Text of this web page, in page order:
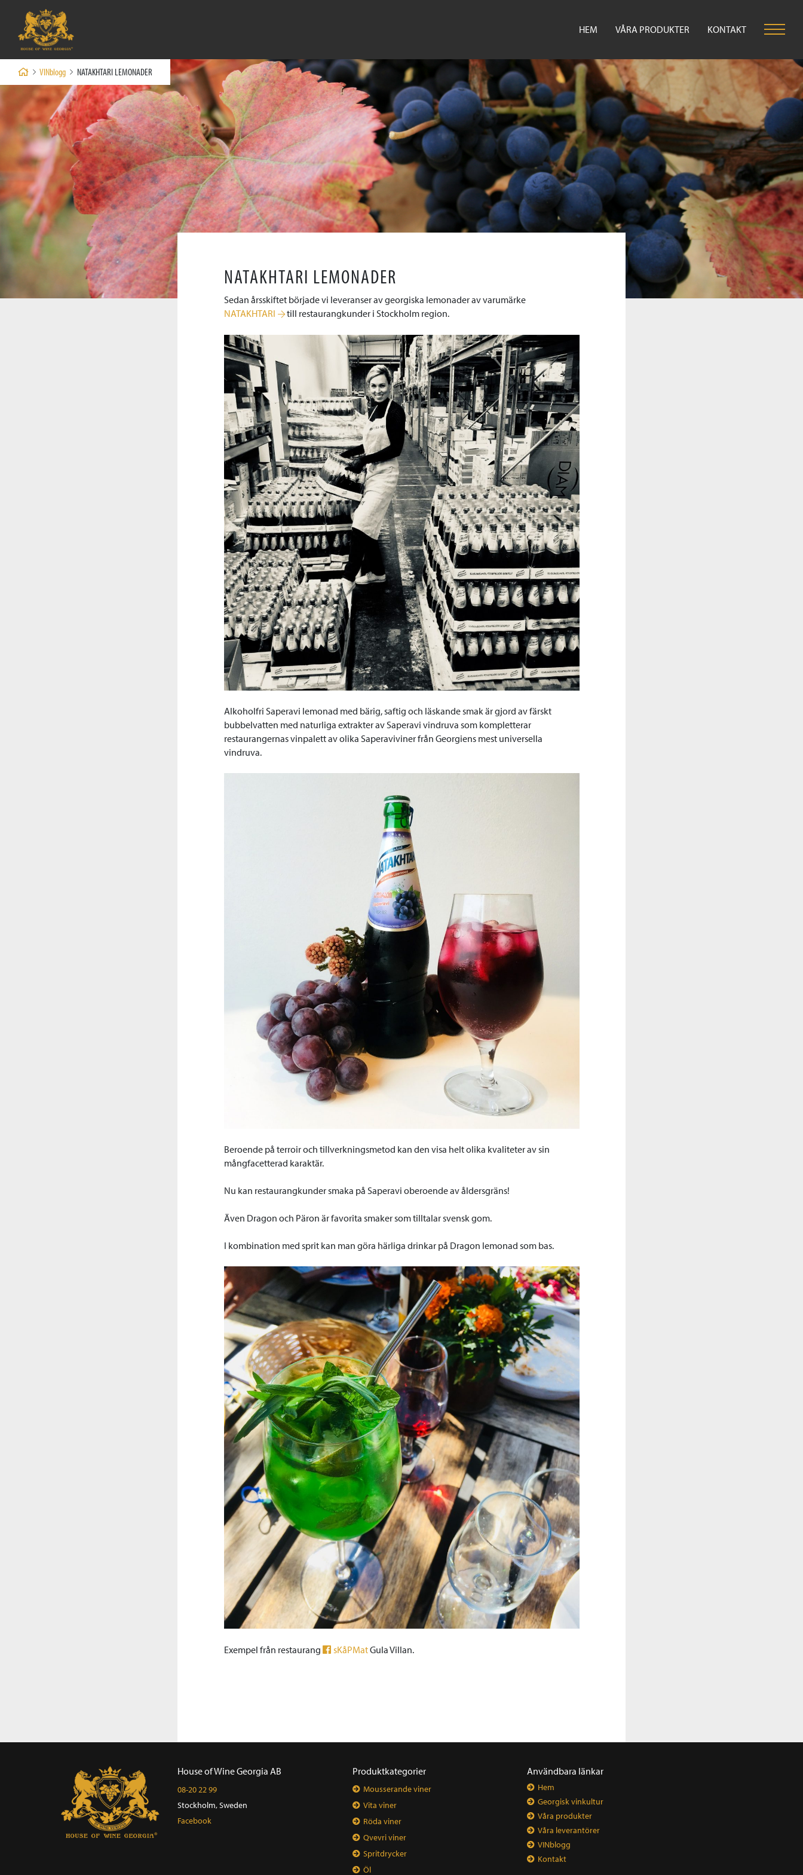
HEM VÅRA PRODUKTER KONTAKT
VINblogg NATAKHTARI LEMONADER
NATAKHTARI LEMONADER
Sedan årsskiftet började vi leveranser av georgiska lemonader av varumärke
NATAKHTARI
till restaurangkunder i Stockholm region.
Alkoholfri Saperavi lemonad med bärig, saftig och läskande smak är gjord av färskt
bubbelvatten med naturliga extrakter av Saperavi vindruva som kompletterar
restaurangernas vinpalett av olika Saperaviviner från Georgiens mest universella
vindruva.
Beroende på terroir och tillverkningsmetod kan den visa helt olika kvaliteter av sin
mångfacetterad karaktär.
Nu kan restaurangkunder smaka på Saperavi oberoende av åldersgräns!
Även Dragon och Päron är favorita smaker som tilltalar svensk gom.
I kombination med sprit kan man göra härliga drinkar på Dragon lemonad som bas.
Exempel från restaurang sKåPMatGula Villan.
House of Wine Georgia AB
08-20 22 99
Stockholm, Sweden
Facebook
Produktkategorier
Mousserande viner
Vita viner
Röda viner
Qvevri viner
Spritdrycker
Öl
Användbara länkar
Hem
Georgisk vinkultur
Våra produkter
Våra leverantörer
VINblogg
Kontakt